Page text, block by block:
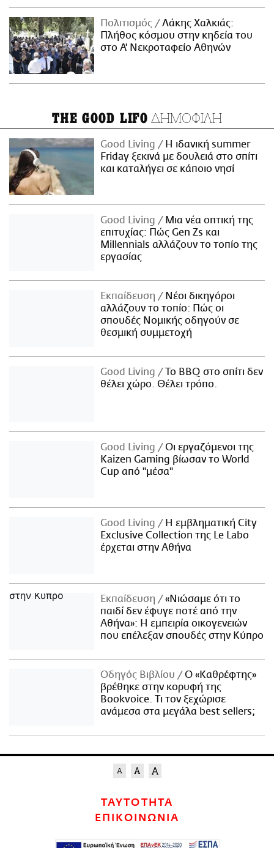
Πολιτισμός
Λάκης Χαλκιάς:
Πλήθος κόσμου στην κηδεία του
στο Α' Νεκροταφείο Αθηνών
THE GOOD LIFO ΔΗΜΟΦΙΛΗ
Good Living
Η ιδανική summer
Friday ξεκινά με δουλειά στο σπίτι
και καταλήγει σε κάποιο νησί
Good Living
Μια νέα οπτική της
επιτυχίας: Πώς Gen Zs και
Millennials αλλάζουν το τοπίο της
εργασίας
Εκπαίδευση
Νέοι δικηγόροι
αλλάζουν το τοπίο: Πώς οι
σπουδές Νομικής οδηγούν σε
θεσμική συμμετοχή
Good Living
Το BBQ στο σπίτι δεν
θέλει χώρο. Θέλει τρόπο.
Good Living
Οι εργαζόμενοι της
Kaizen Gaming βίωσαν το World
Cup από "μέσα"
Good Living
Η εμβληματική City
Exclusive Collection της Le Labo
έρχεται στην Αθήνα
Εκπαίδευση
«Νιώσαμε ότι το
παιδί δεν έφυγε ποτέ από την
Αθήνα»: Η εμπειρία οικογενειών
που επέλεξαν σπουδές στην Κύπρο
Οδηγός Βιβλίου
Ο «Καθρέφτης»
βρέθηκε στην κορυφή της
Bookvoice. Τι τον ξεχώρισε
ανάμεσα στα μεγάλα best sellers;
ΤΑΥΤΟΤΗΤΑ
ΕΠΙΚΟΙΝΩΝΙΑ